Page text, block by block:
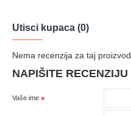
Utisci kupaca (0)
Nema recenzija za taj proizvod.
NAPIŠITE RECENZIJU
Vaše ime